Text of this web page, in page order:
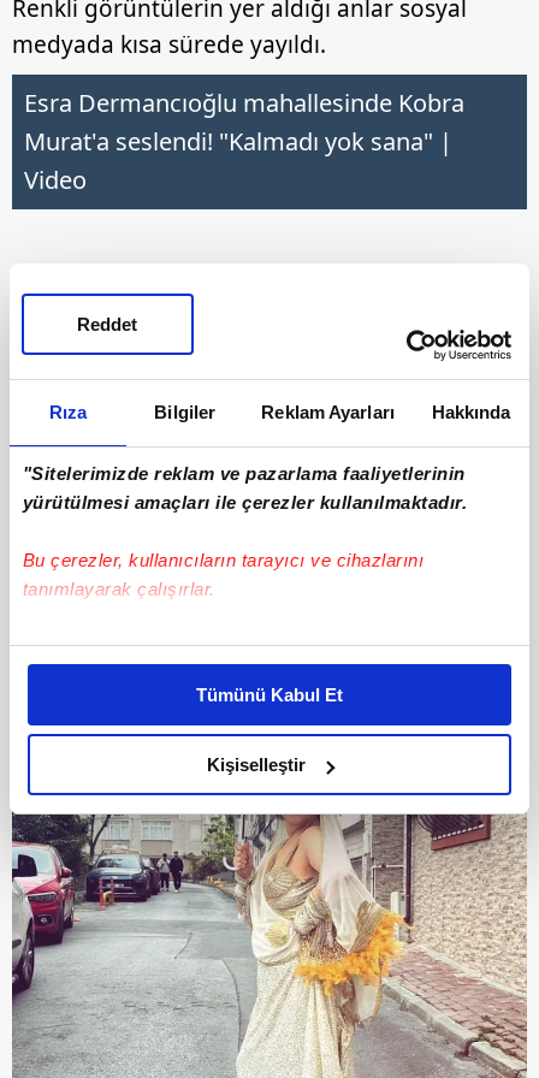
Rıza Bilgiler Reklam Ayarları Hakkında
"Sitelerimizde reklam ve pazarlama faaliyetlerinin
yürütülmesi amaçları ile çerezler kullanılmaktadır.
Bu çerezler, kullanıcıların tarayıcı ve cihazlarını
tanımlayarak çalışırlar.
Bu çerezlere izin vermeniz halinde sizlere özel
daha iyi reklam deneyimi yaşatabiliriz. Bunu yaparken
amacımızın size daha iyi bir reklam deneyimi sunmak
olduğunu ve sizlere en iyi içerikleri sunabilmek adına
elimizden gelen çabayı gösterdiğimizi ve bu noktada,
reklamların maliyetlerimizi karşılamak noktasında tek gelir
kalemimiz olduğunu sizlere hatırlatmak isteriz.
Her halükârda, kullanıcılar, bu çerezlere izin vermedikleri
takdirde, kullanıcılara hedefli reklamlar
gösterilmeyecektir."
Sizlere daha iyi bir hizmet sunabilmek için İnternet
Sitemizde kendimize ve üçüncü kişilere ait çerezler
Tümünü Kabul Et
Kişiselleştir
Reddet
Renkli görüntülerin yer aldığı anlar sosyal
medyada kısa sürede yayıldı.
Esra Dermancıoğlu mahallesinde Kobra
Murat'a seslendi! "Kalmadı yok sana" |
Video